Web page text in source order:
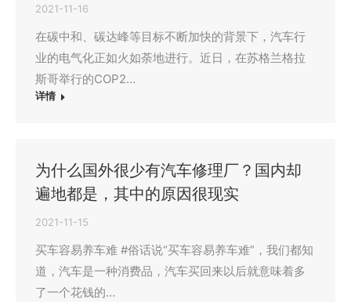
2021-11-16
在碳中和、碳达峰等目标不断加快的背景下，汽车行
业的电气化正如火如荼地进行。近日，在苏格兰格拉
斯哥举行的COP2…
详情
为什么国外很少有汽车修理厂？国内却
遍地都是，其中的原因很现实
2021-11-15
买车容易养车难 #俗话说“买车容易养车难”，我们都知
道，汽车是一种消费品，汽车买回来以后就意味着多
了一个花钱的…